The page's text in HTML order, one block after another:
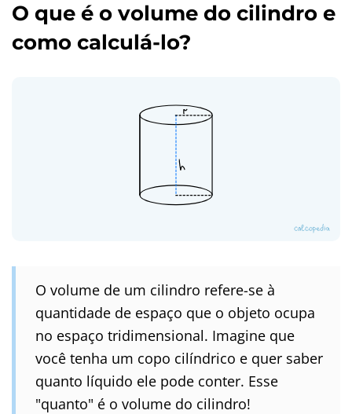
O que é o volume do cilindro e
como calculá-lo?
O volume de um cilindro refere-se à
quantidade de espaço que o objeto ocupa
no espaço tridimensional. Imagine que
você tenha um copo cilíndrico e quer saber
quanto líquido ele pode conter. Esse
"quanto" é o volume do cilindro!